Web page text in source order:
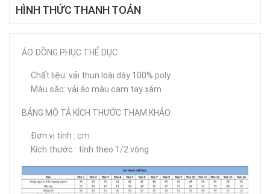
HÌNH THỨC THANH TOÁN
ÁO ĐỒNG PHỤC THỂ DỤC
Chất liệu: vải thun loài dày 100% poly
Màu sắc: vải áo màu cam tay xám
BẢNG MÔ TẢ KÍCH THƯỚC THAM KHẢO
Đơn vị tính : cm
Kích thước : tính theo 1/2 vòng